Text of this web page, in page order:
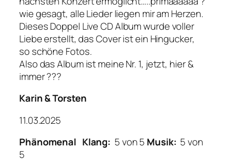
wie gesagt, alle Lieder liegen mir am Herzen.
Dieses Doppel Live CD Album wurde voller
Liebe erstellt, das Cover ist ein Hingucker,
so schöne Fotos.
Also das Album ist meine Nr. 1, jetzt, hier &
immer ???
Karin & Torsten
11.03.2025
Phänomenal Klang: 5 von 5 Musik: 5 von
5